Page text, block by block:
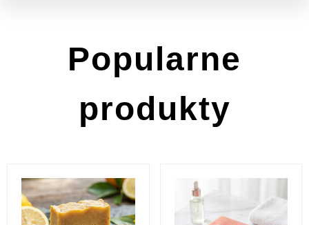
Popularne
produkty